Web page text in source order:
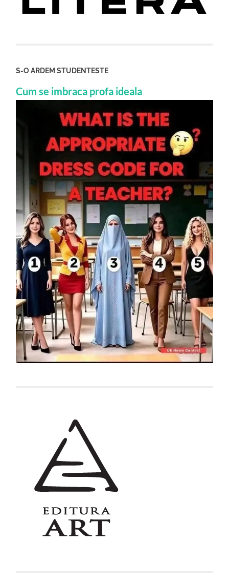
S-O ARDEM STUDENTESTE
Cum se imbraca profa ideala